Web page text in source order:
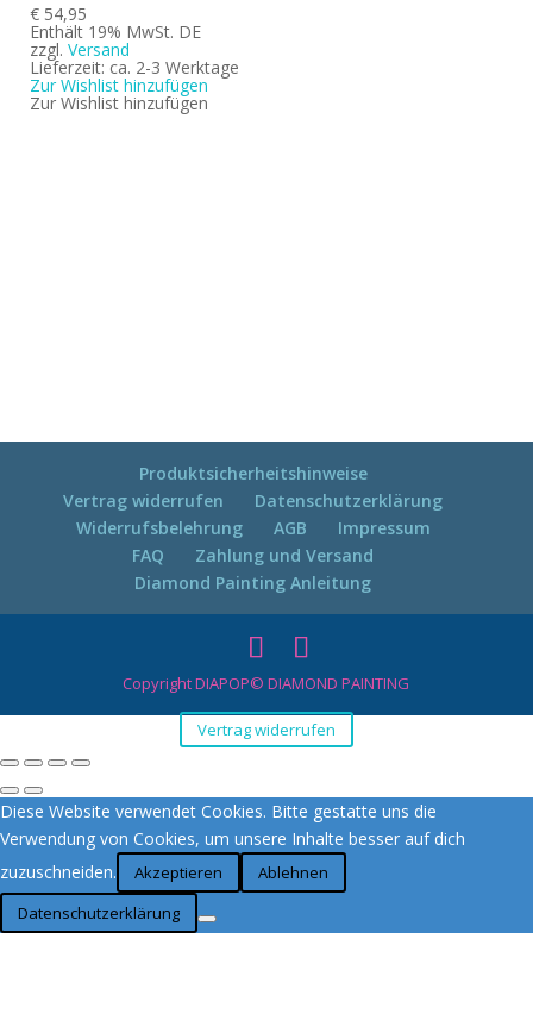
€ 54,95
Enthält 19% MwSt. DE
zzgl.Versand
Lieferzeit: ca. 2-3 Werktage
Zur Wishlist hinzufügen
Zur Wishlist hinzufügen
Produktsicherheitshinweise
Vertrag widerrufen
Datenschutzerklärung
Widerrufsbelehrung
AGB
Impressum
FAQ
Zahlung und Versand
Diamond Painting Anleitung
Copyright DIAPOP© DIAMOND PAINTING
Vertrag widerrufen
Diese Website verwendet Cookies. Bitte gestatte uns die
Verwendung von Cookies, um unsere Inhalte besser auf dich
zuzuschneiden.
Akzeptieren
Ablehnen
Datenschutzerklärung